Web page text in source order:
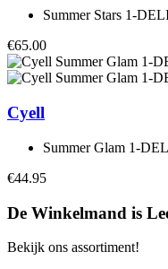
Summer Stars 1-
€65.00
Cyell
Summer Glam 1-
€44.95
De Winkelmand is
Bekijk ons assortiment!